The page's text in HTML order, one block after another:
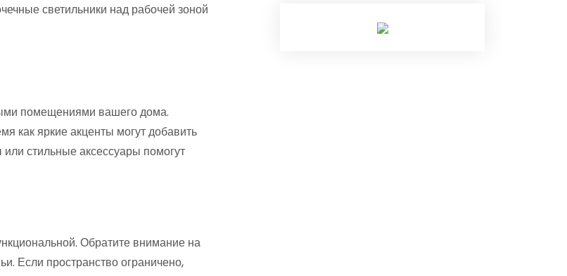
светильники над рабочей зоной
помещениями вашего дома.
как яркие акценты могут добавить
стильные аксессуары помогут
Обратите внимание на
Если пространство ограничено,